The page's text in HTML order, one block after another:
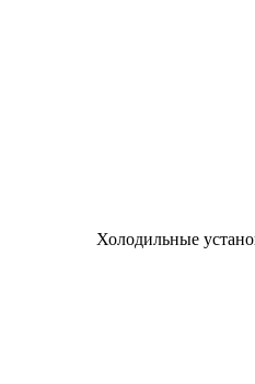
Холодильные